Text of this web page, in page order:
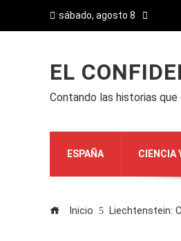
sábado, agosto 8
EL
Contando las historias
ESPAÑA CIENCIA
Inicio Liechtenstein: